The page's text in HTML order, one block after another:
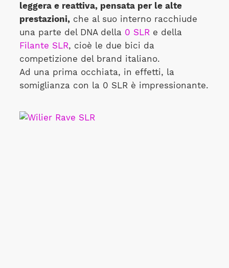
leggera e reattiva, pensata per le alte
prestazioni,che al suo interno racchiude
una parte del DNA della 0 SLR e della
Filante SLR, cioè le due bici da
competizione del brand italiano.
Ad una prima occhiata, in effetti, la
somiglianza con la 0 SLR è impressionante.